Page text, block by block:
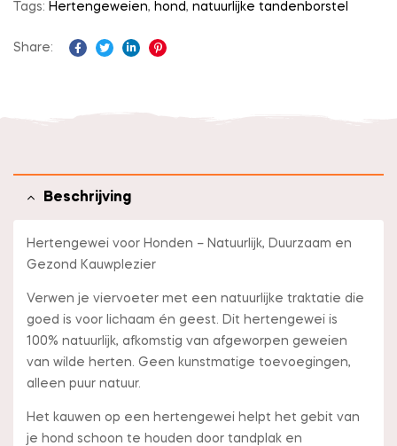
Tags: Hertengeweien, hond, natuurlijke tandenborstel
Share:
Beschrijving
Hertengewei voor Honden – Natuurlijk, Duurzaam en
Gezond Kauwplezier
Verwen je viervoeter met een natuurlijke traktatie die
goed is voor lichaam én geest. Dit hertengewei is
100% natuurlijk, afkomstig van afgeworpen geweien
van wilde herten. Geen kunstmatige toevoegingen,
alleen puur natuur.
Het kauwen op een hertengewei helpt het gebit van
je hond schoon te houden door tandplak en